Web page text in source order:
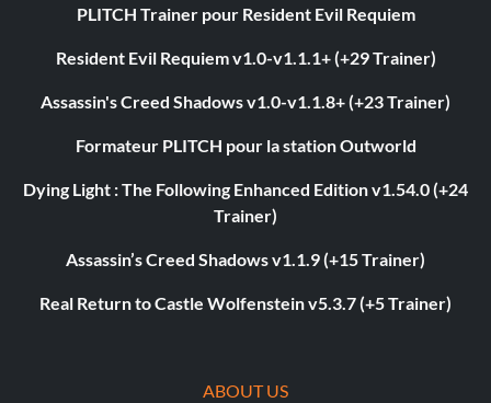
PLITCH Trainer pour Resident Evil Requiem
Resident Evil Requiem v1.0-v1.1.1+ (+29 Trainer)
Assassin's Creed Shadows v1.0-v1.1.8+ (+23 Trainer)
Formateur PLITCH pour la station Outworld
Dying Light : The Following Enhanced Edition v1.54.0 (+24
Trainer)
Assassin’s Creed Shadows v1.1.9 (+15 Trainer)
Real Return to Castle Wolfenstein v5.3.7 (+5 Trainer)
ABOUT US